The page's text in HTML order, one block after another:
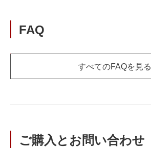
FAQ
すべてのFAQを見る
ご購入とお問い合わせ